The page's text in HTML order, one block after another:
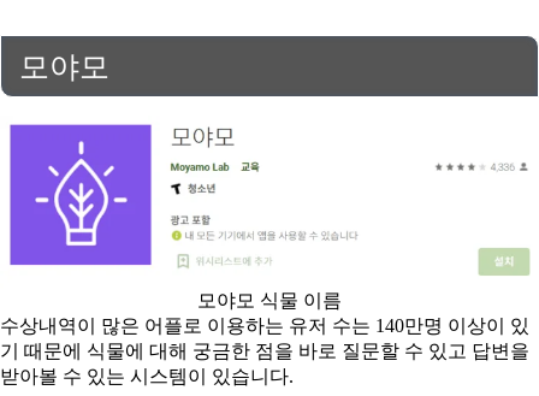
모야모
모야모 식물 이름
수상내역이 많은 어플로 이용하는 유저 수는 140만명 이상이 있
기 때문에 식물에 대해 궁금한 점을 바로 질문할 수 있고 답변을
받아볼 수 있는 시스템이 있습니다.